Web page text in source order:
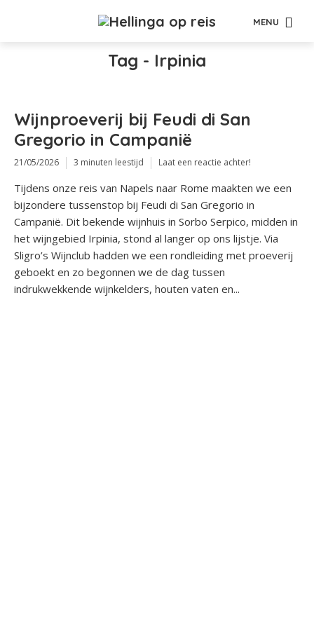
MENU
Tag - Irpinia
Wijnproeverij bij Feudi di San
Gregorio in Campanië
21/05/2026 3 minuten leestijd Laat een reactie achter!
Tijdens onze reis van Napels naar Rome maakten we een
bijzondere tussenstop bij Feudi di San Gregorio in
Campanië. Dit bekende wijnhuis in Sorbo Serpico, midden in
het wijngebied Irpinia, stond al langer op ons lijstje. Via
Sligro’s Wijnclub hadden we een rondleiding met proeverij
geboekt en zo begonnen we de dag tussen
indrukwekkende wijnkelders, houten vaten en...